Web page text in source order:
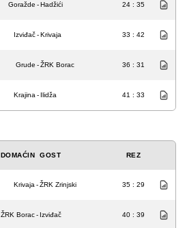
Goražde -Hadžići 24 : 35
Izviđač-Krivaja 33 : 42
Grude -ŽRK Borac 36 : 31
Krajina - Ilidža 41 : 33
DOMAĆIN GOST REZ
Krivaja -ŽRK Zrinjski 35 : 29
ŽRK Borac- Izviđač 40 : 39